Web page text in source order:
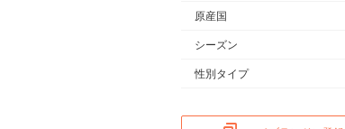
原産国
シーズン
性別タイプ